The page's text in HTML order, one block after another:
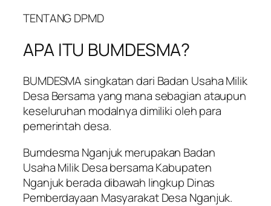
TENTANG DPMD
APA ITU BUMDESMA?
BUMDESMA singkatan dari Badan Usaha Milik
Desa Bersama yang mana sebagian ataupun
keseluruhan modalnya dimiliki oleh para
pemerintah desa.
Bumdesma Nganjuk merupakan Badan
Usaha Milik Desa bersama Kabupaten
Nganjuk berada dibawah lingkup Dinas
Pemberdayaan Masyarakat Desa Nganjuk.